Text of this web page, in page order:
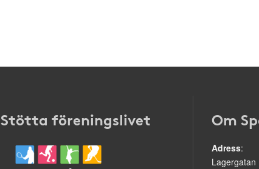
Stötta föreningslivet Om
Adress:
Lagergatan